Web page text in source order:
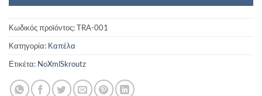
Κωδικός προϊόντος:TRA-001
Κατηγορία: Καπέλα
Ετικέτα: NoXmlSkroutz